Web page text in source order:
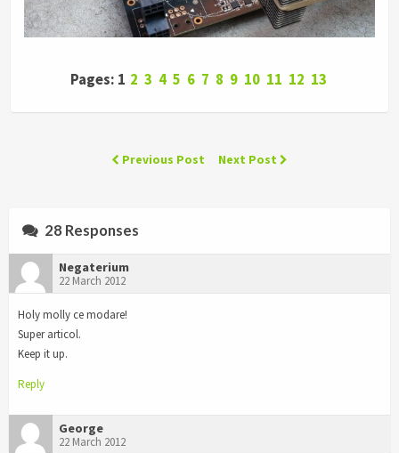
Pages: 1 2 3 4 5 6 7 8 9 10 11 12 13
Previous Post Next Post
28 Responses
Negaterium
22 March 2012
Holy molly ce modare!
Super articol.
Keep it up.
Reply
George
22 March 2012